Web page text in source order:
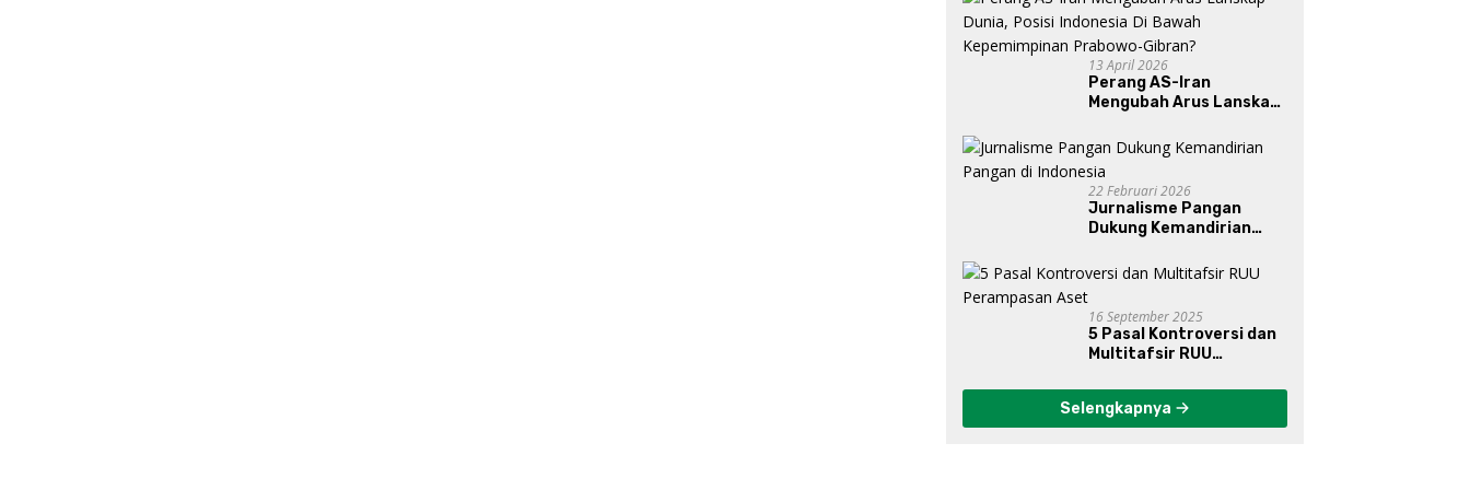
13 April 2026
Perang AS-Iran
Mengubah Arus Lanskap
Bawah Kepemimpinan
Prabowo-Gibran?
22 Februari 2026
Jurnalisme Pangan
Dukung Kemandirian
16 September 2025
5 Pasal Kontroversi dan
Multitafsir RUU
Selengkapnya